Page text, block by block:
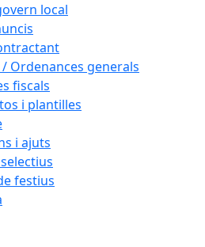
local
Ordenances generals
fiscals
i plantilles
i ajuts
festius